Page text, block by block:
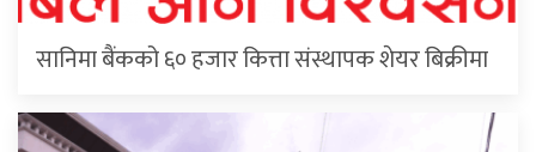
सानिमा बैंकको ६० हजार कित्ता संस्थापक शेयर बिक्रीमा